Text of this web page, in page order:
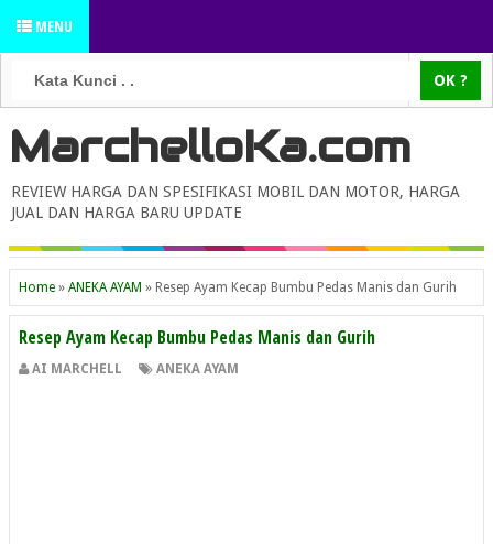
MENU
MarchelloKa.com
REVIEW HARGA DAN SPESIFIKASI MOBIL DAN MOTOR, HARGA
JUAL DAN HARGA BARU UPDATE
Home » ANEKA AYAM » Resep Ayam Kecap Bumbu Pedas Manis dan Gurih
Resep Ayam Kecap Bumbu Pedas Manis dan Gurih
AI MARCHELL ANEKA AYAM